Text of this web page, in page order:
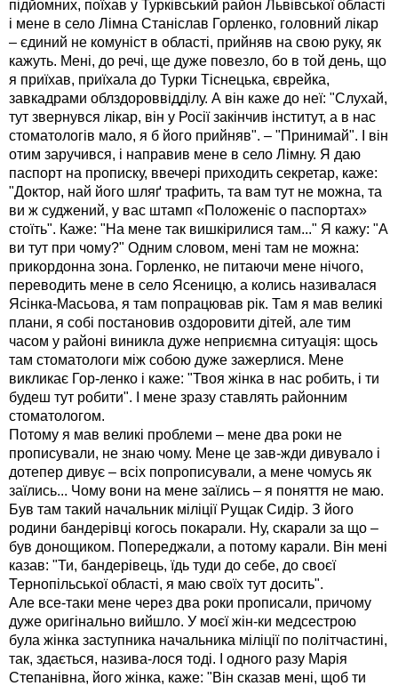
підйомних, поїхав у Турківський район Львівської області
і мене в село Лімна Станіслав Горленко, головний лікар
– єдиний не комуніст в області, прийняв на свою руку, як
кажуть. Мені, до речі, ще дуже повезло, бо в той день, що
я приїхав, приїхала до Турки Тіснецька, єврейка,
завкадрами облздороввідділу. А він каже до неї: "Слухай,
тут звернувся лікар, він у Росії закінчив інститут, а в нас
стоматологів мало, я б його прийняв". – "Принимай". І він
отим заручився, і направив мене в село Лімну. Я даю
паспорт на прописку, ввечері приходить секретар, каже:
"Доктор, най його шляґ трафить, та вам тут не можна, та
ви ж суджений, у вас штамп «Положеніє о паспортах»
стоїть". Каже: "На мене так вишкірилися там..." Я кажу: "А
ви тут при чому?" Одним словом, мені там не можна:
прикордонна зона. Горленко, не питаючи мене нічого,
переводить мене в село Ясеницю, а колись називалася
Ясінка-Масьова, я там попрацював рік. Там я мав великі
плани, я собі постановив оздоровити дітей, але тим
часом у районі виникла дуже неприємна ситуація: щось
там стоматологи між собою дуже зажерлися. Мене
викликає Гор-ленко і каже: "Твоя жінка в нас робить, і ти
будеш тут робити". І мене зразу ставлять районним
стоматологом.
Потому я мав великі проблеми – мене два роки не
прописували, не знаю чому. Мене це зав-жди дивувало і
дотепер дивує – всіх попрописували, а мене чомусь як
заїлись... Чому вони на мене заїлись – я поняття не маю.
Був там такий начальник міліції Рущак Сидір. З його
родини бандерівці когось покарали. Ну, скарали за що –
був донощиком. Попереджали, а потому карали. Він мені
казав: "Ти, бандерівець, їдь туди до себе, до своєї
Тернопільської області, я маю своїх тут досить".
Але все-таки мене через два роки прописали, причому
дуже оригінально вийшло. У моєї жін-ки медсестрою
була жінка заступника начальника міліції по політчастині,
так, здається, назива-лося тоді. І одного разу Марія
Степанівна, його жінка, каже: "Він сказав мені, щоб ти